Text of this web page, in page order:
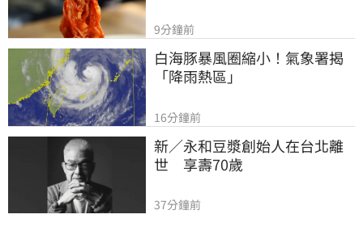
9分鐘前
白海豚暴風圈縮小！氣象署揭
「降雨熱區」
16分鐘前
新／永和豆漿創始人在台北離
世　享壽70歲
37分鐘前